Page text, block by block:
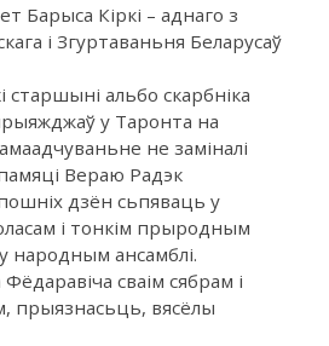
Барыса Кіркі – аднаго з
і Згуртаваньня Беларусаў
старшыні альбо скарбніка
у Таронта на
не заміналі
Вераю Радэк
дзён сьпяваць у
і тонкім прыродным
народным ансамблі.
сваім сябрам і
прыязнасьць, вясёлы